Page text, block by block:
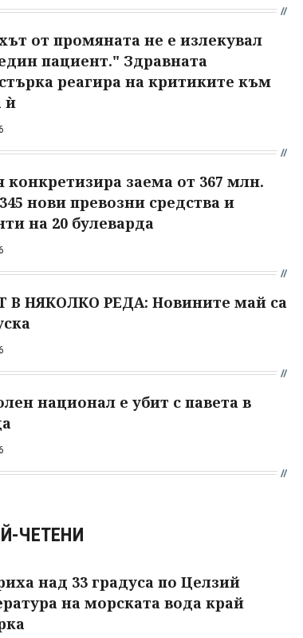
от промяната не е излекувал
пациент." Здравната
реагира на критиките към
ѝ
конкретизира заема от 367 млн.
нови превозни средства и
на 20 булеварда
В НЯКОЛКО РЕДА: Новините май са
национал е убит с павета в
ЧЕТЕНИ
над 33 градуса по Целзий
на морската вода край